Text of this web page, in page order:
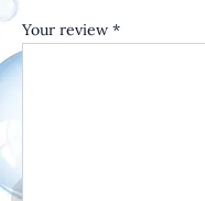
Your review *